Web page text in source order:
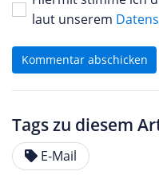
laut unserem
Kommentar abschicken
Tags zu diesem
E-Mail